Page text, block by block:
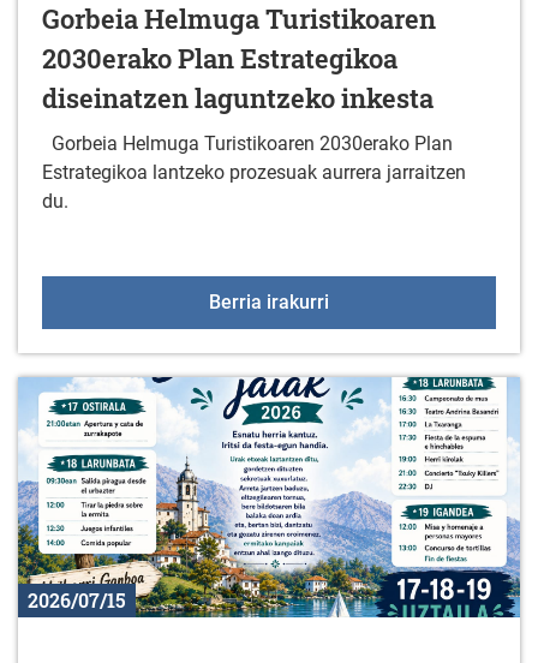
Gorbeia Helmuga Turistikoaren
2030erako Plan Estrategikoa
diseinatzen laguntzeko inkesta
Gorbeia Helmuga Turistikoaren 2030erako Plan
Estrategikoa lantzeko prozesuak aurrera jarraitzen
du.
Berria irakurri
2026/07/15